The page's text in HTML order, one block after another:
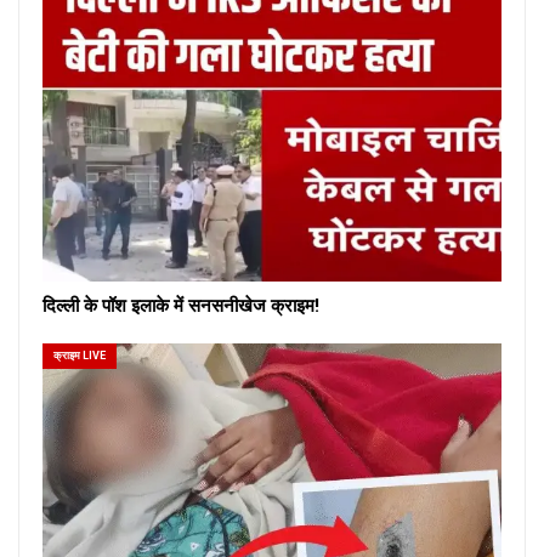
दिल्ली के पॉश इलाके में सनसनीखेज क्राइम!
क्राइम LIVE